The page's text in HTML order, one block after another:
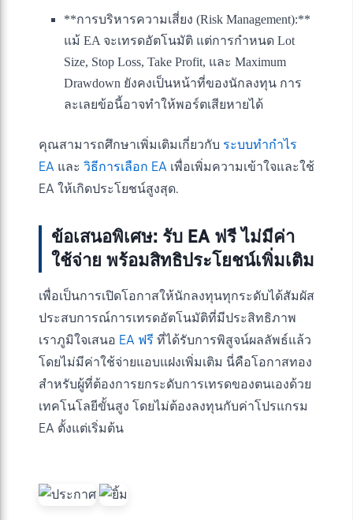
**การบริหารความเสี่ยง (Risk Management):**
แม้ EA จะเทรดอัตโนมัติ แต่การกำหนด Lot
Size, Stop Loss, Take Profit, และ Maximum
Drawdown ยังคงเป็นหน้าที่ของนักลงทุน การ
ละเลยข้อนี้อาจทำให้พอร์ตเสียหายได้
คุณสามารถศึกษาเพิ่มเติมเกี่ยวกับ ระบบทำกำไร
EA และ วิธีการเลือก EA เพื่อเพิ่มความเข้าใจและใช้
EA ให้เกิดประโยชน์สูงสุด.
ข้อเสนอพิเศษ: รับ EA ฟรี ไม่มีค่า
ใช้จ่าย พร้อมสิทธิประโยชน์เพิ่มเติม
เพื่อเป็นการเปิดโอกาสให้นักลงทุนทุกระดับได้สัมผัส
ประสบการณ์การเทรดอัตโนมัติที่มีประสิทธิภาพ
เราภูมิใจเสนอ EA ฟรี ที่ได้รับการพิสูจน์ผลลัพธ์แล้ว
โดยไม่มีค่าใช้จ่ายแอบแฝงเพิ่มเติม นี่คือโอกาสทอง
สำหรับผู้ที่ต้องการยกระดับการเทรดของตนเองด้วย
เทคโนโลยีขั้นสูง โดยไม่ต้องลงทุนกับค่าโปรแกรม
EA ตั้งแต่เริ่มต้น